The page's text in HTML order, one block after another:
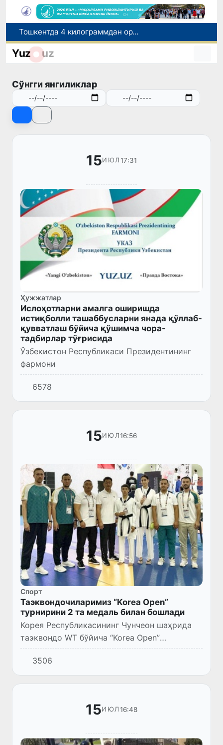
Тошкентда 4 килограммдан ортиқ гиёҳвандлик воситаларининг «закладка» усулида тарқатилишига чек қўйилди
Ўқишини кўчириш бўйича рад этилган аризаларни 10 августга қадар таҳрирлаш мумкин
FOTON ва MKBANK стратегик ҳамкорлик ва бўлиб тўлаш шартлари!
Yuz uz
Сўнгги янгиликлар
15ИЮЛ 17:31
Ҳужжатлар
Ислоҳотларни амалга оширишда
истиқболли ташаббусларни янада қўллаб-
қувватлаш бўйича қўшимча чора-
тадбирлар тўғрисида
Ўзбекистон Республикаси Президентининг
фармони
6578
15ИЮЛ16:56
Спорт
Таэквондочиларимиз “Korea Open”
турнирини 2 та медаль билан бошлади
Корея Республикасининг Чунчеон шаҳрида
таэквондо WT бўйича “Korea Open”
мусобақаси старт олди.
3506
15ИЮЛ 16:48